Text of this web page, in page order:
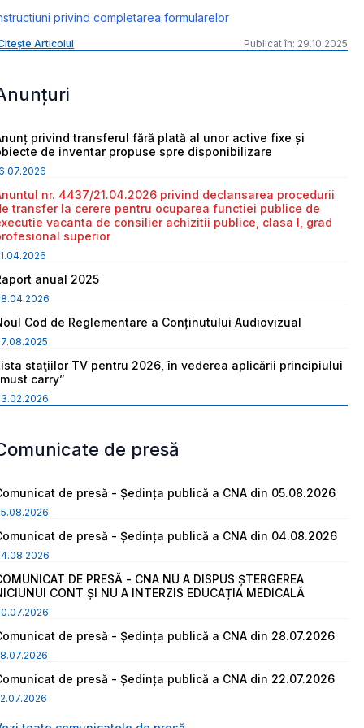
privind completarea formularelor
Articolul Publicat în: 29.10.2025
privind transferul fără plată al unor active fixe și
de inventar propuse spre disponibilizare
nr. 4437/21.04.2026 privind declansarea procedurii
transfer la cerere pentru ocuparea functiei publice de
vacanta de consilier achizitii publice, clasa I, grad
superior
anual 2025
Cod de Reglementare a Conținutului Audiovizual
staţiilor TV pentru 2026, în vederea aplicării principiului
carry”
de presă
de presă - Ședința publică a CNA din 05.08.2026
de presă - Ședința publică a CNA din 04.08.2026
DE PRESĂ - CNA NU A DISPUS ȘTERGEREA
CONT ȘI NU A INTERZIS EDUCAȚIA MEDICALĂ
de presă - Ședința publică a CNA din 28.07.2026
de presă - Ședința publică a CNA din 22.07.2026